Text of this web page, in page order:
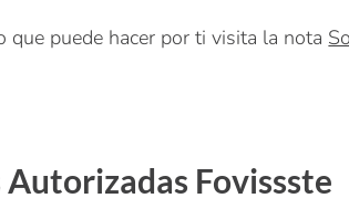
que puede hacer por ti visita la nota
Autorizadas Fovissste